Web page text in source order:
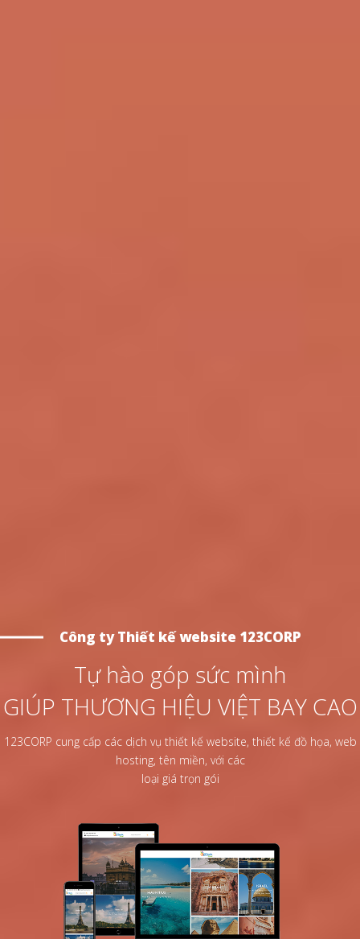
Công ty Thiết kế website 123CORP
Tự hào góp sức mình
GIÚP THƯƠNG HIỆU VIỆT BAY CAO
123CORP cung cấp các dịch vụ thiết kế website, thiết kế đồ họa, web
hosting, tên miền, với các
loại giá trọn gói